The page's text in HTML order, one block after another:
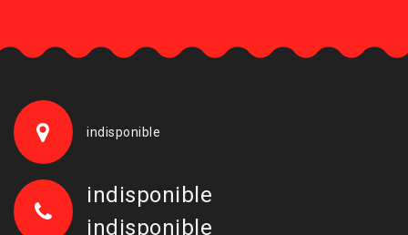
indisponible
indisponible
indisponible